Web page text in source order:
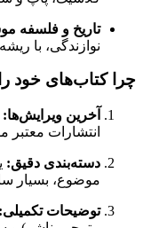
تاریخ و فلسفه
نوازندگی، با
چرا کتاب‌های خود را
آخرین ویرایش‌ها:
انتشارات
دسته‌بندی دقیق:
موضوع، بسیار
توضیحات تکمیلی: